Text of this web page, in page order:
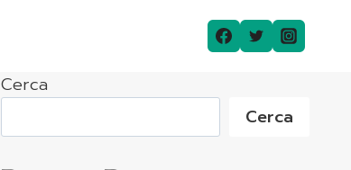
Cerca
Cerca